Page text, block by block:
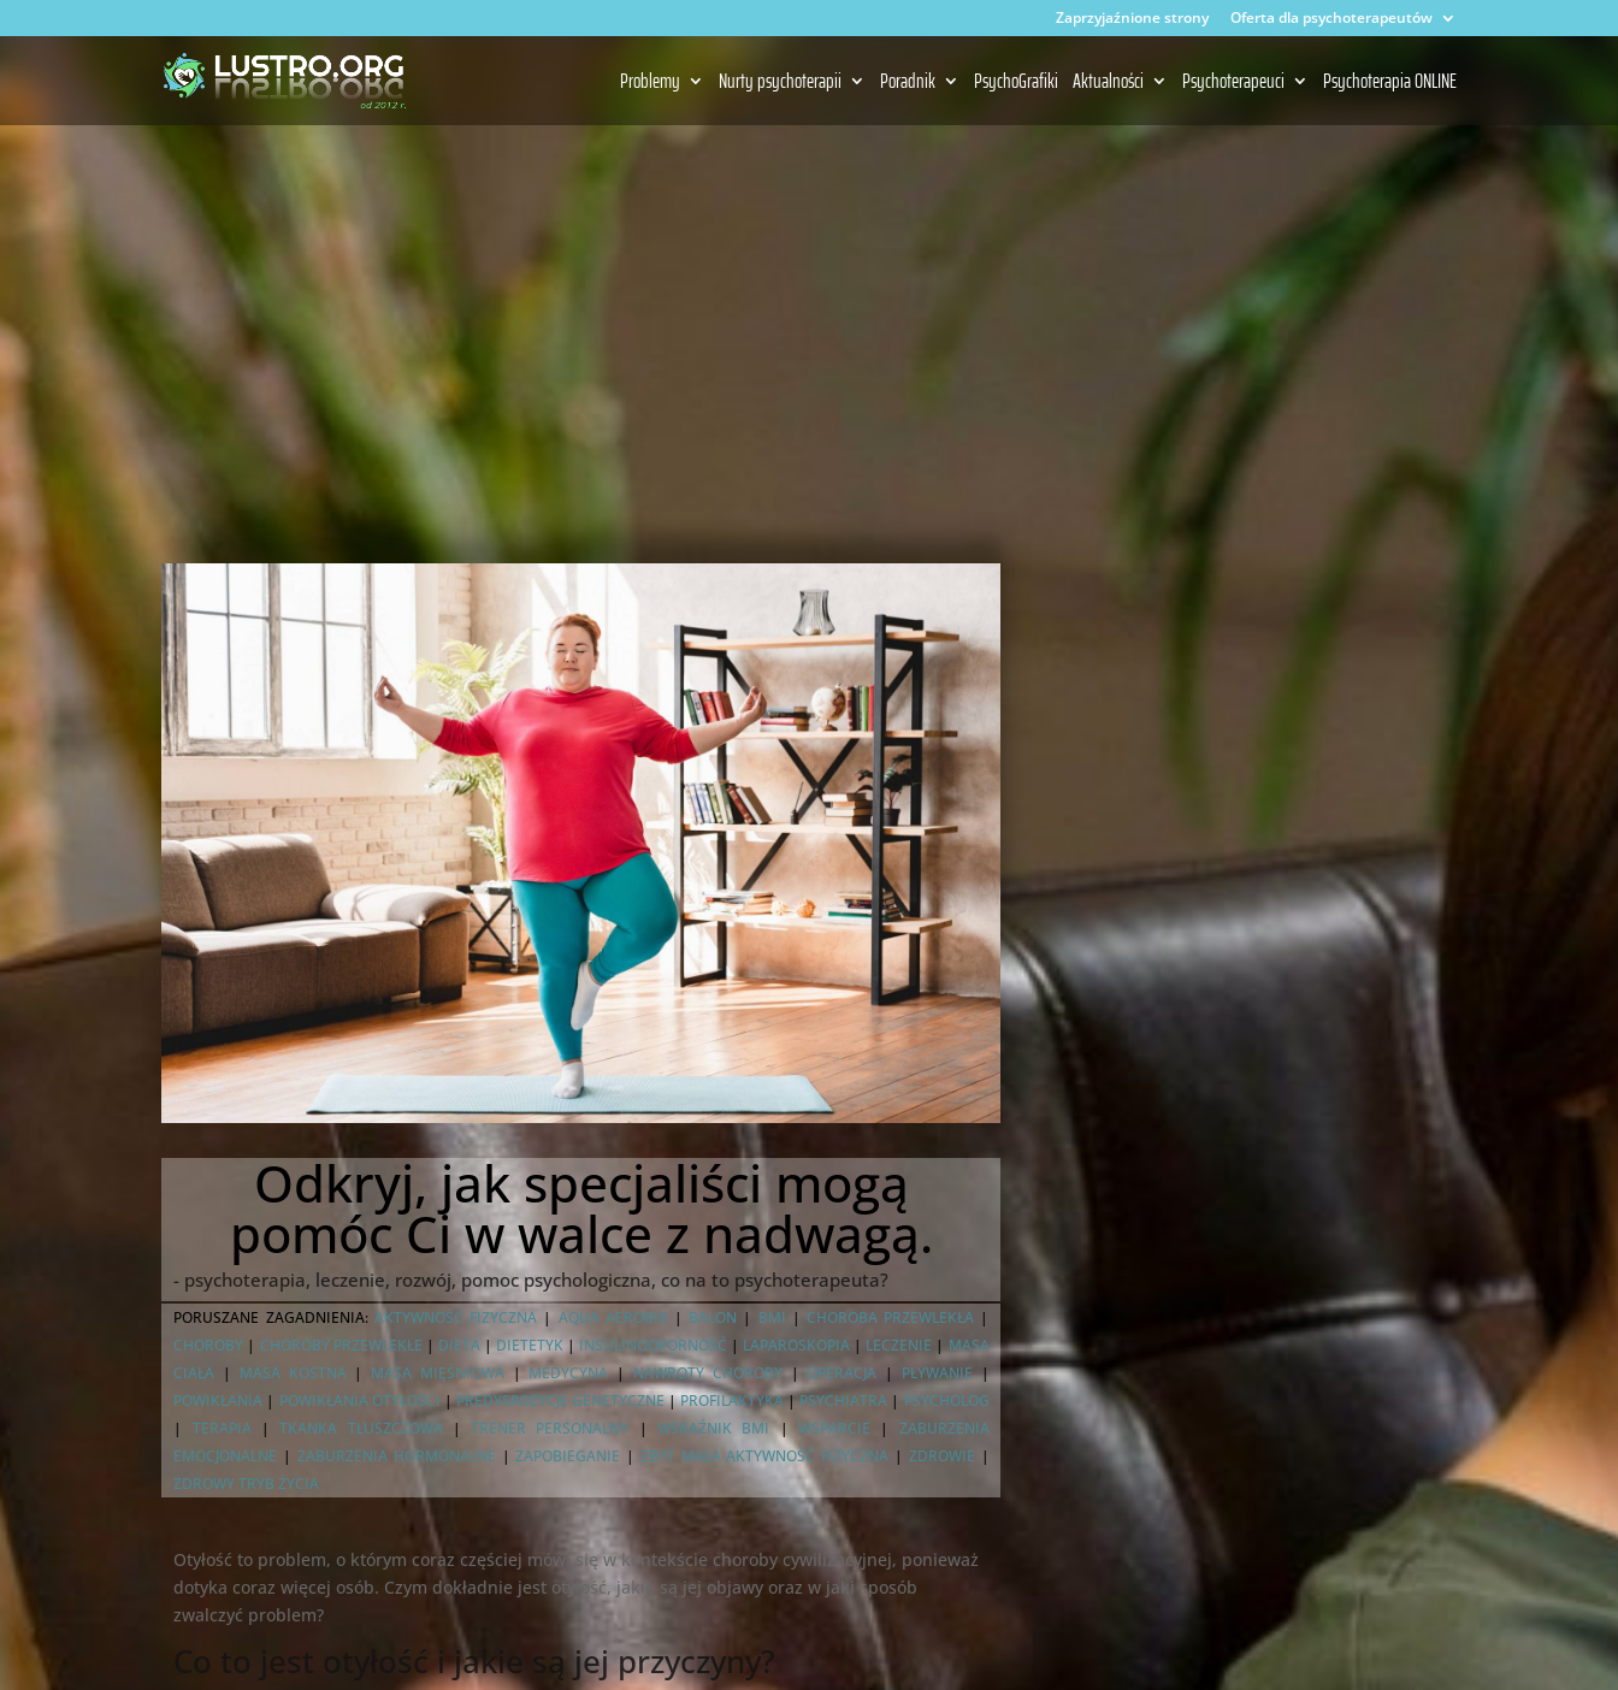
Zaprzyjaźnione strony Oferta dla psychoterapeutów
Problemy Nurty psychoterapii Poradnik PsychoGrafiki Aktualności Psychoterapeuci Psychoterapia ONLINE
Odkryj, jak specjaliści mogą
pomóc Ci w walce z nadwagą.
- psychoterapia, leczenie, rozwój, pomoc psychologiczna, co na to psychoterapeuta?
PORUSZANE ZAGADNIENIA: AKTYWNOŚĆ FIZYCZNA | AQUA AEROBIK | BALON | BMI | CHOROBA PRZEWLEKŁA |
CHOROBY | CHOROBY PRZEWLEKŁE | DIETA|DIETETYK| INSULINOOPORNOŚĆ | LAPAROSKOPIA | LECZENIE | MASA
CIAŁA | MASA KOSTNA| MASA MIĘŚNIOWA|MEDYCYNA|NAWROTY CHOROBY| OPERACJA | PŁYWANIE|
POWIKŁANIA | POWIKŁANIA OTYŁOŚCI |PREDYSPOZYCJE GENETYCZNE|PROFILAKTYKA|PSYCHIATRA | PSYCHOLOG
| TERAPIA|TKANKA TŁUSZCZOWA|TRENER PERSONALNY |WSKAŹNIK BMI| WSPARCIE | ZABURZENIA
EMOCJONALNE | ZABURZENIA HORMONALNE |ZAPOBIEGANIE | ZBYT MAŁA AKTYWNOŚĆ FIZYCZNA | ZDROWIE |
ZDROWY TRYB ŻYCIA
Otyłość to problem, o którym coraz częściej mówi się w kontekście choroby cywilizacyjnej, ponieważ
dotyka coraz więcej osób. Czym dokładnie jest otyłość, jakie są jej objawy oraz w jaki sposób
zwalczyć problem?
Co to jest otyłość i jakie są jej przyczyny?